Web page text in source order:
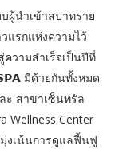
ำเข้าสปาทราย
แรกแห่งความไว้
ความสำเร็จเป็นปีที่
มีด้วยกันทั้งหมด
ะ สาขาเซ็นทรัล
Wellness Center
งเน้นการดูแลฟื้นฟู